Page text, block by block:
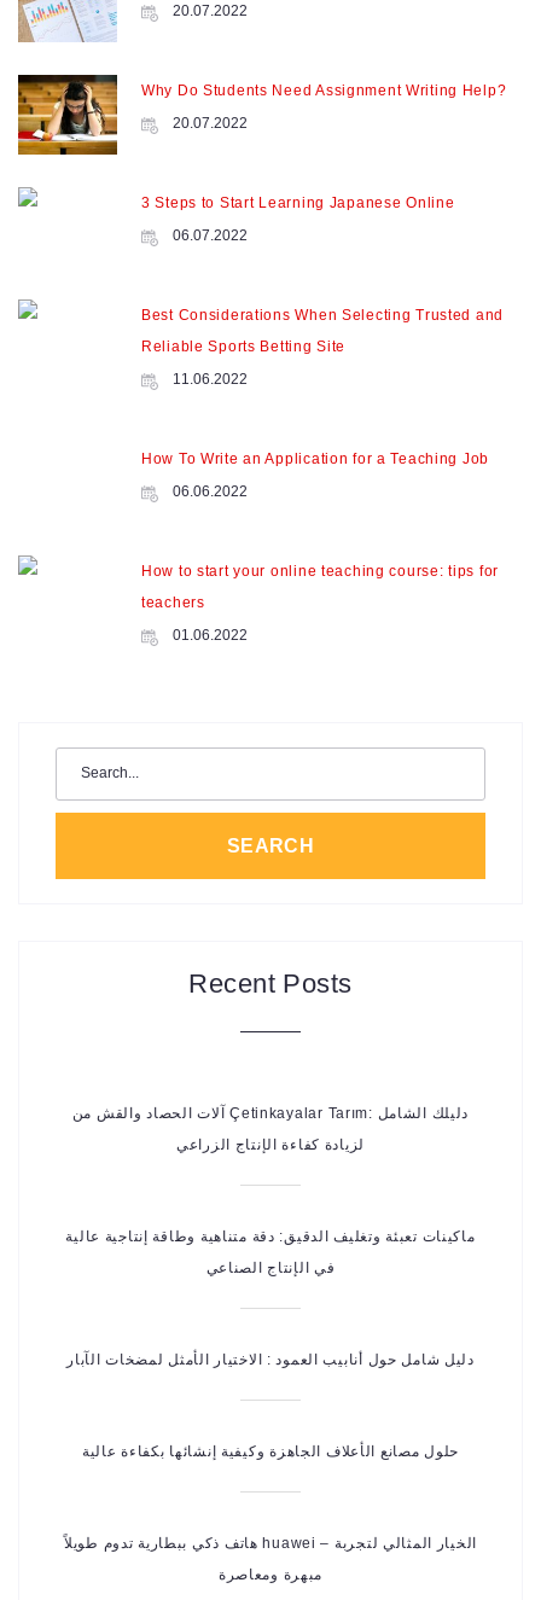
20.07.2022
Why Do Students Need Assignment Writing Help?
20.07.2022
3 Steps to Start Learning Japanese Online
06.07.2022
Best Considerations When Selecting Trusted and
Reliable Sports Betting Site
11.06.2022
How To Write an Application for a Teaching Job
06.06.2022
How to start your online teaching course: tips for
teachers
01.06.2022
SEARCH
Recent Posts
آلات الحصاد والقش من Çetinkayalar Tarım: دليلك الشامل
لزيادة كفاءة الإنتاج الزراعي
ماكينات تعبئة وتغليف الدقيق: دقة متناهية وطاقة إنتاجية عالية
في الإنتاج الصناعي
دليل شامل حول أنابيب العمود : الاختيار الأمثل لمضخات الآبار
حلول مصانع الأعلاف الجاهزة وكيفية إنشائها بكفاءة عالية
هاتف ذكي ببطارية تدوم طويلاً huawei – الخيار المثالي لتجربة
مبهرة ومعاصرة